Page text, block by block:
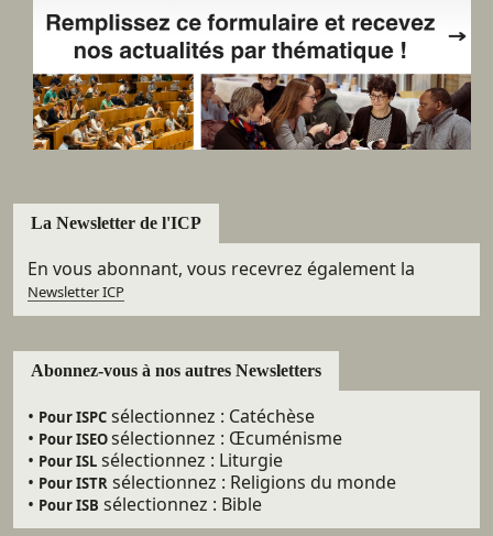
La Newsletter de l'ICP
En vous abonnant, vous recevrez également la
Newsletter ICP
Abonnez-vous à nos autres Newsletters
• Pour ISPCsélectionnez : Catéchèse
• Pour ISEOsélectionnez : Œcuménisme
• Pour ISLsélectionnez : Liturgie
• Pour ISTRsélectionnez : Religions du monde
• Pour ISB sélectionnez : Bible